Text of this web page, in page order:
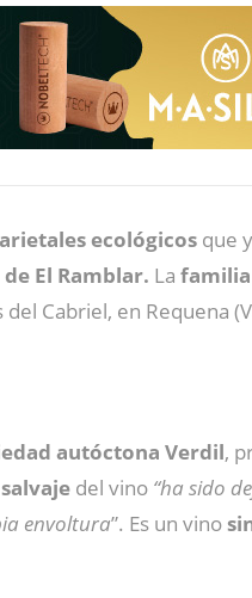
ecológicos que
El Ramblar. La familia
Cabriel, en Requena
autóctona Verdil,
salvaje del vino “ha sido
envoltura”. Es un vino